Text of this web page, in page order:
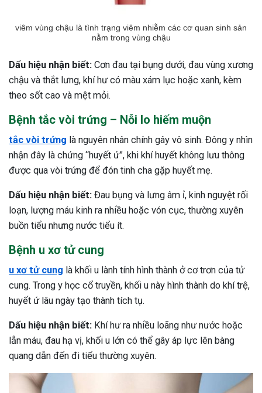
viêm vùng chậu là tình trạng viêm nhiễm các cơ quan sinh sản
nằm trong vùng chậu
Dấu hiệu nhận biết: Cơn đau tại bụng dưới, đau vùng xương
chậu và thắt lưng, khí hư có màu xám lục hoặc xanh, kèm
theo sốt cao và mệt mỏi.
Bệnh tắc vòi trứng – Nỗi lo hiếm muộn
tắc vòi trứng là nguyên nhân chính gây vô sinh. Đông y nhìn
nhận đây là chứng “huyết ứ”, khi khí huyết không lưu thông
được qua vòi trứng để đón tinh cha gặp huyết mẹ.
Dấu hiệu nhận biết: Đau bụng và lưng âm ỉ, kinh nguyệt rối
loạn, lượng máu kinh ra nhiều hoặc vón cục, thường xuyên
buồn tiểu nhưng nước tiểu ít.
Bệnh u xơ tử cung
u xơ tử cung là khối u lành tính hình thành ở cơ trơn của tử
cung. Trong y học cổ truyền, khối u này hình thành do khí trệ,
huyết ứ lâu ngày tạo thành tích tụ.
Dấu hiệu nhận biết: Khí hư ra nhiều loãng như nước hoặc
lẫn máu, đau hạ vị, khối u lớn có thể gây áp lực lên bàng
quang dẫn đến đi tiểu thường xuyên.